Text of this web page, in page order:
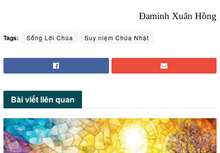
Đaminh Xuân Hồng
Tags: Sống Lời Chúa Suy niệm Chúa Nhật
Bài viết liên quan